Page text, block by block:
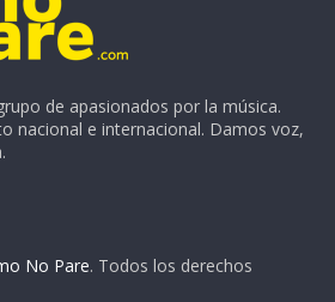
de apasionados por la música.
nacional e internacional. Damos voz,
No Pare. Todos los derechos